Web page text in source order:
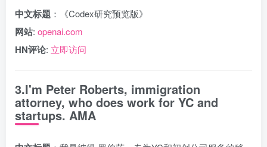
中文标题 ：《Codex研究预览版》
网站: openai.com
HN评论: 立即访问
3.I'm Peter Roberts, immigration
attorney, who does work for YC and
startups. AMA